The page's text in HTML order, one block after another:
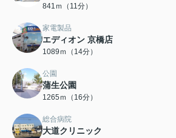
841ｍ（11分）
家電製品
エディオン 京橋店
1089ｍ（14分）
公園
蒲生公園
1265ｍ（16分）
総合病院
大道クリニック